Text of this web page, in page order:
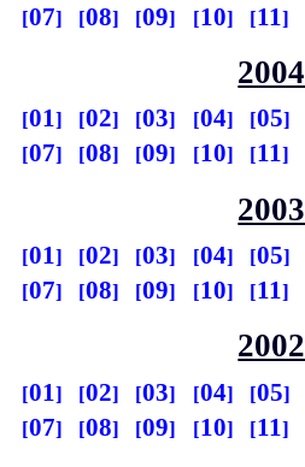
07
08 09 10 11
2004
01 02 03 04 05
07
08 09 10 11
2003
01 02 03 04 05
07
08 09 10 11
2002
01 02 03 04 05
07
08 09 10 11